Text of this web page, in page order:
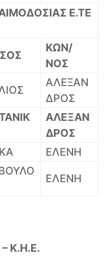
Ε.ΤΕ
ΚΩΝ/
ΝΟΣ
ΑΛΕΞΑΝ
ΔΡΟΣ
ΑΛΕΞΑΝ
ΔΡΟΣ
ΕΛΕΝΗ
ΕΛΕΝΗ
Κ.Η.Ε.